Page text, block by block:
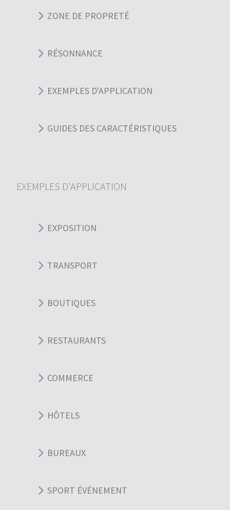
ZONE DE PROPRETÉ
RÉSONNANCE
EXEMPLES D'APPLICATION
GUIDES DES CARACTÉRISTIQUES
EXEMPLES D'APPLICATION
EXPOSITION
TRANSPORT
BOUTIQUES
RESTAURANTS
COMMERCE
HÔTELS
BUREAUX
SPORT ÉVÉNEMENT